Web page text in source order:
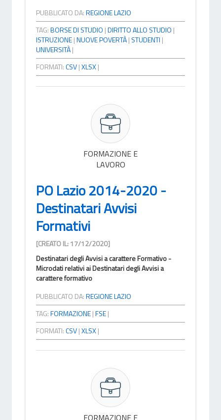
PUBBLICATO DA:REGIONE LAZIO
TAG:BORSE DI STUDIO |DIRITTO ALLO STUDIO |
ISTRUZIONE|NUOVE POVERTÀ| STUDENTI |
UNIVERSITÀ|
FORMATI:CSV|XLSX|
FORMAZIONE E
LAVORO
PO Lazio 2014-2020 -
Destinatari Avvisi
Formativi
[CREATO IL: 17/12/2020]
Destinatari degli Avvisi a carattere Formativo -
Microdati relativi ai Destinatari degli Avvisi a
carattere formativo
PUBBLICATO DA:REGIONE LAZIO
TAG:FORMAZIONE|FSE|
FORMATI:CSV|XLSX|
FORMAZIONE E